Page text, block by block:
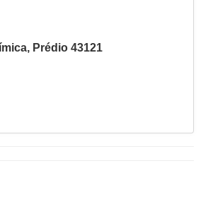
Prédio 43121